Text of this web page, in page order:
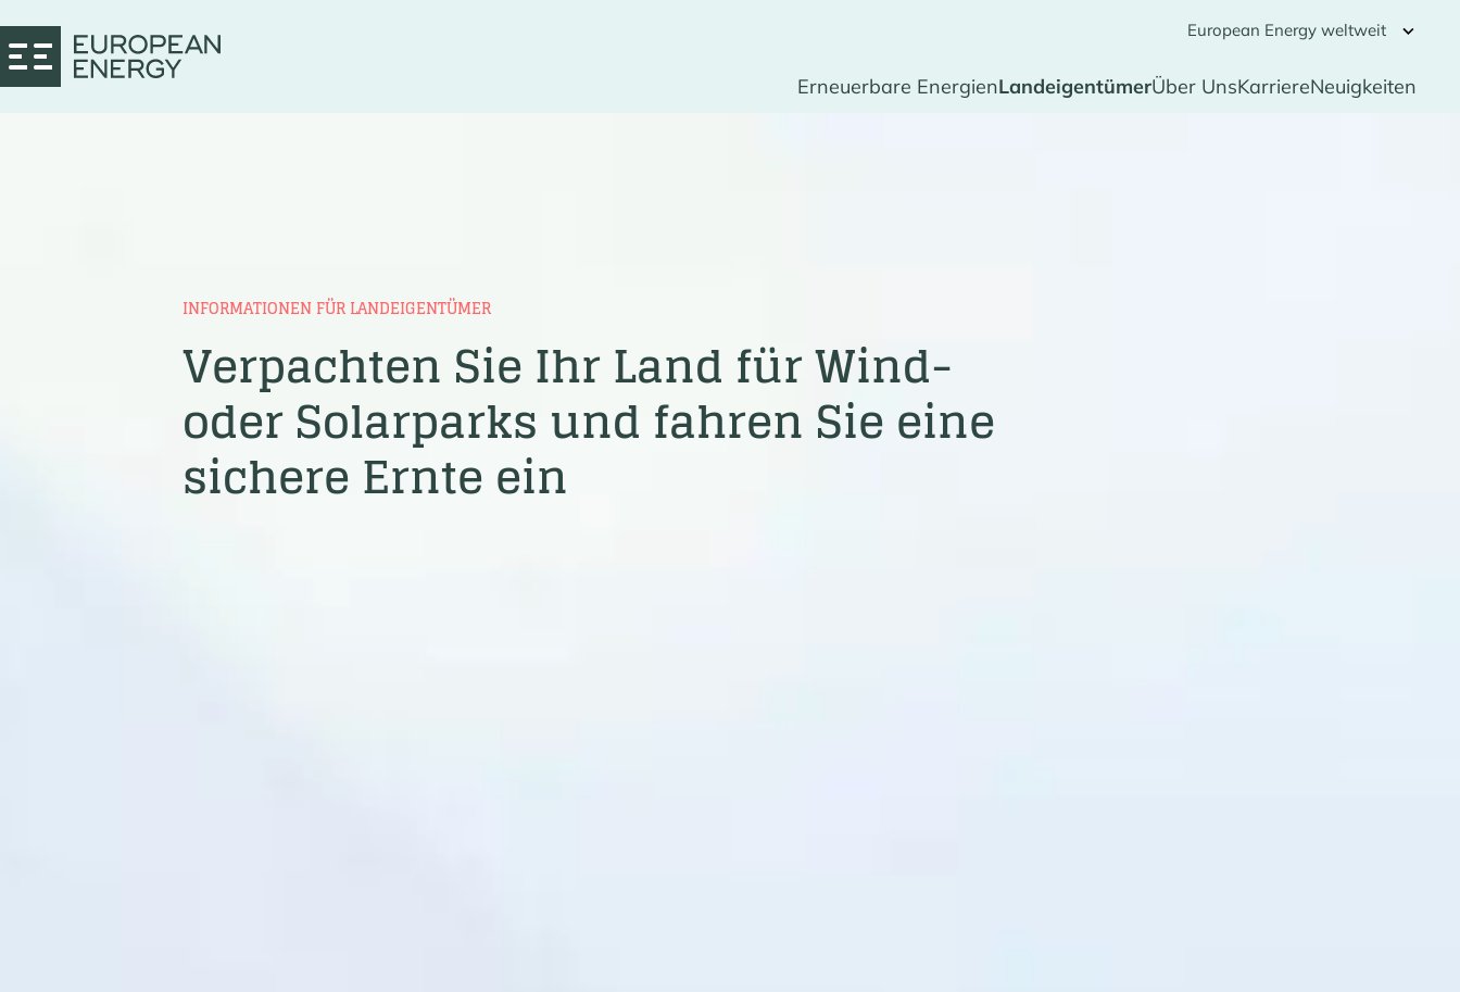
Erneuerbare EnergienLandeigentümerÜber UnsKarriereNeuigkeiten
European Energy weltweit
INFORMATIONEN FÜR LANDEIGENTÜMER
Verpachten Sie Ihr Land für Wind-
oder Solarparks und fahren Sie eine
sichere Ernte ein